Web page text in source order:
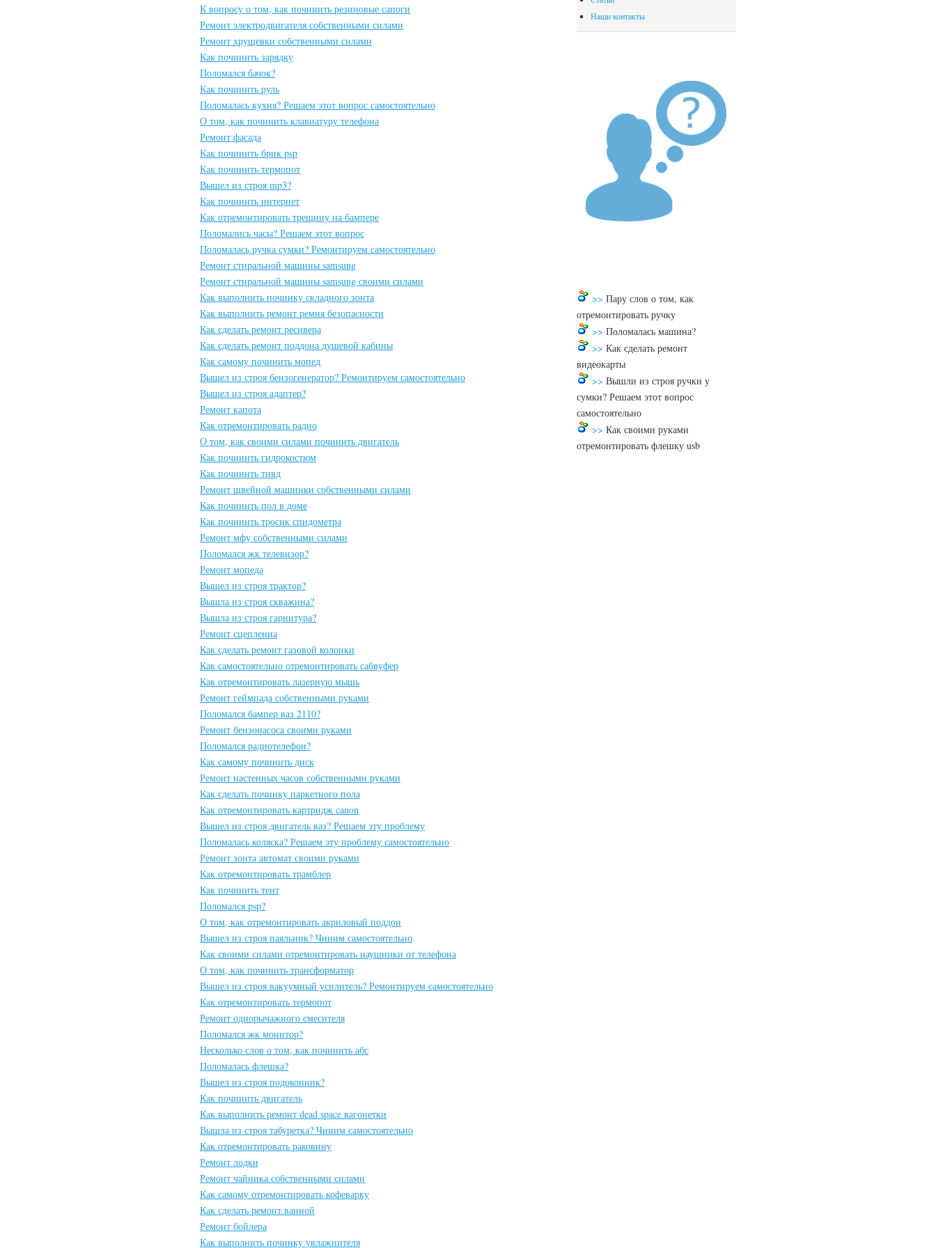
К вопросу о том, как починить резиновые сапоги
Ремонт электродвигателя собственными силами
Ремонт хрущевки собственными силами
Как починить зарядку
Поломался бачок?
Как починить руль
Поломалась кухня? Решаем этот вопрос самостоятельно
О том, как починить клавиатуру телефона
Ремонт фасада
Как починить брик psp
Как починить термопот
Вышел из строя mp3?
Как починить интернет
Как отремонтировать трещину на бампере
Поломались часы? Решаем этот вопрос
Поломалась ручка сумки? Ремонтируем самостоятельно
Ремонт стиральной машины samsung
Ремонт стиральной машины samsung своими силами
Как выполнить починку складного зонта
Как выполнить ремонт ремня безопасности
Как сделать ремонт ресивера
Как сделать ремонт поддона душевой кабины
Как самому починить мопед
Вышел из строя бензогенератор? Ремонтируем самостоятельно
Вышел из строя адаптер?
Ремонт капота
Как отремонтировать радио
О том, как своими силами починить двигатель
Как починить гидрокостюм
Как починить тнвд
Ремонт швейной машинки собственными силами
Как починить пол в доме
Как починить тросик спидометра
Ремонт мфу собственными силами
Поломался жк телевизор?
Ремонт мопеда
Вышел из строя трактор?
Вышла из строя скважина?
Вышла из строя гарнитура?
Ремонт сцеплениа
Как сделать ремонт газовой колонки
Как самостоятельно отремонтировать сабвуфер
Как отремонтировать лазерную мышь
Ремонт геймпада собственными руками
Поломался бампер ваз 2110?
Ремонт бензонасоса своими руками
Поломался радиотелефон?
Как самому починить диск
Ремонт настенных часов собственными руками
Как сделать починку паркетного пола
Как отремонтировать картридж canon
Вышел из строя двигатель ваз? Решаем эту проблему
Поломалась коляска? Решаем эту проблему самостоятельно
Ремонт зонта автомат своими руками
Как отремонтировать трамблер
Как починить тент
Поломался psp?
О том, как отремонтировать акриловый поддон
Вышел из строя паяльник? Чиним самостоятельно
Как своими силами отремонтировать наушники от телефона
О том, как починить трансформатор
Вышел из строя вакуумный усилитель? Ремонтируем самостоятельно
Как отремонтировать термопот
Ремонт однорычажного смесителя
Поломался жк монитор?
Несколько слов о том, как починить абс
Поломалась флешка?
Вышел из строя подоконник?
Как починить двигатель
Как выполнить ремонт dead space вагонетки
Вышла из строя табуретка? Чиним самостоятельно
Как отремонтировать раковину
Ремонт лодки
Ремонт чайника собственными силами
Как самому отремонтировать кофеварку
Как сделать ремонт ванной
Ремонт бойлера
Как выполнить починку увлажнителя
Наши контакты
>> Пару слов о том, как
отремонтировать ручку
>> Поломалась машина?
>> Как сделать ремонт
видеокарты
>> Вышли из строя ручки у
сумки? Решаем этот вопрос
самостоятельно
>> Как своими руками
отремонтировать флешку usb